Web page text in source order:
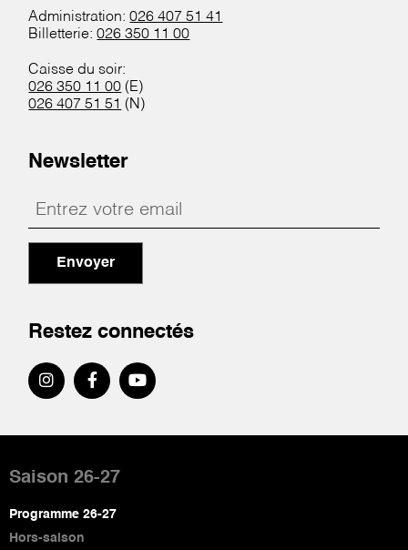
Administration:026 407 51 41
Billetterie:026 350 11 00
Caisse du soir:
026 350 11 00 (E)
026 407 51 51 (N)
Newsletter
Envoyer
Restez connectés
de
page
Saison 26-27
Programme 26-27
Hors-saison